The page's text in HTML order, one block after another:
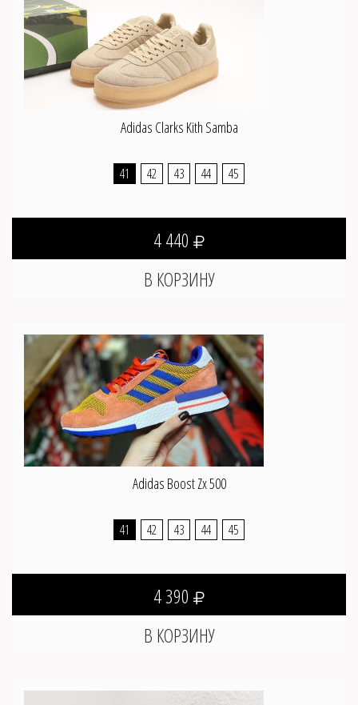
Adidas Clarks Kith Samba
41 42 43 44 45
4 440
Adidas Boost Zx 500
41 42 43 44 45
4 390